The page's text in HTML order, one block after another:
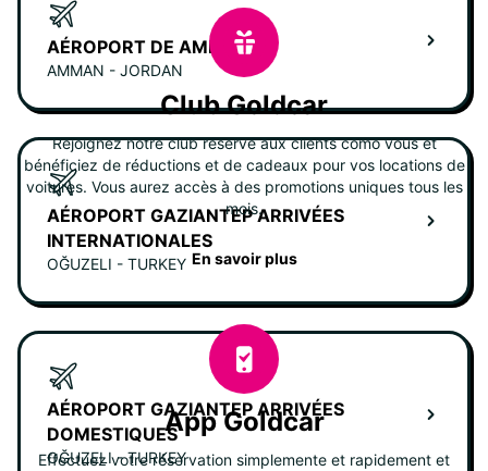
AÉROPORT DE AMMAN
AMMAN - JORDAN
AÉROPORT GAZIANTEP ARRIVÉES
INTERNATIONALES
OĞUZELI - TURKEY
AÉROPORT GAZIANTEP ARRIVÉES
DOMESTIQUES
OĞUZELI - TURKEY
Club Goldcar
Rejoignez notre club réservé aux clients como vous et
bénéficiez de réductions et de cadeaux pour vos locations de
voitures. Vous aurez accès à des promotions uniques tous les
mois.
En savoir plus
App Goldcar
Effectuez votre réservation simplemente et rapidement et